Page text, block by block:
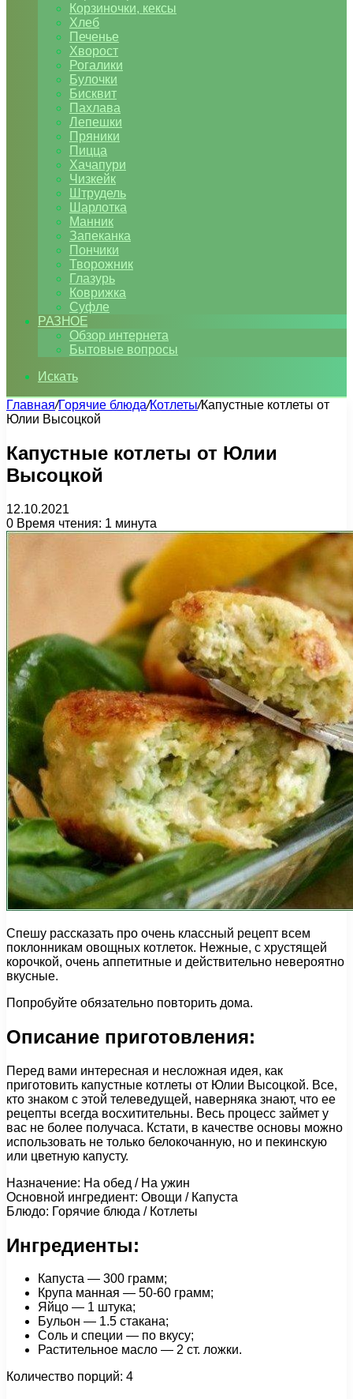
Корзиночки, кексы
Хлеб
Печенье
Хворост
Рогалики
Булочки
Бисквит
Пахлава
Лепешки
Пряники
Пицца
Хачапури
Чизкейк
Штрудель
Шарлотка
Манник
Запеканка
Пончики
Творожник
Глазурь
Коврижка
Суфле
РАЗНОЕ
Обзор интернета
Бытовые вопросы
Искать
Главная/Горячие блюда/Котлеты/Капустные котлеты от
Юлии Высоцкой
Капустные котлеты от Юлии
Высоцкой
12.10.2021
0 Время чтения: 1 минута
Спешу рассказать про очень классный рецепт всем
поклонникам овощных котлеток. Нежные, с хрустящей
корочкой, очень аппетитные и действительно невероятно
вкусные.
Попробуйте обязательно повторить дома.
Описание приготовления:
Перед вами интересная и несложная идея, как
приготовить капустные котлеты от Юлии Высоцкой. Все,
кто знаком с этой телеведущей, наверняка знают, что ее
рецепты всегда восхитительны. Весь процесс займет у
вас не более получаса. Кстати, в качестве основы можно
использовать не только белокочанную, но и пекинскую
или цветную капусту.
Назначение: На обед / На ужин
Основной ингредиент: Овощи / Капуста
Блюдо: Горячие блюда / Котлеты
Ингредиенты:
Капуста — 300 грамм;
Крупа манная — 50-60 грамм;
Яйцо — 1 штука;
Бульон — 1.5 стакана;
Соль и специи — по вкусу;
Растительное масло — 2 ст. ложки.
Количество порций: 4